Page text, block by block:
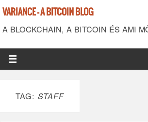
VARIANCE - A BITCOIN BLOG
A BLOCKCHAIN, A BITCOIN ÉS AMI
TAG: STAFF